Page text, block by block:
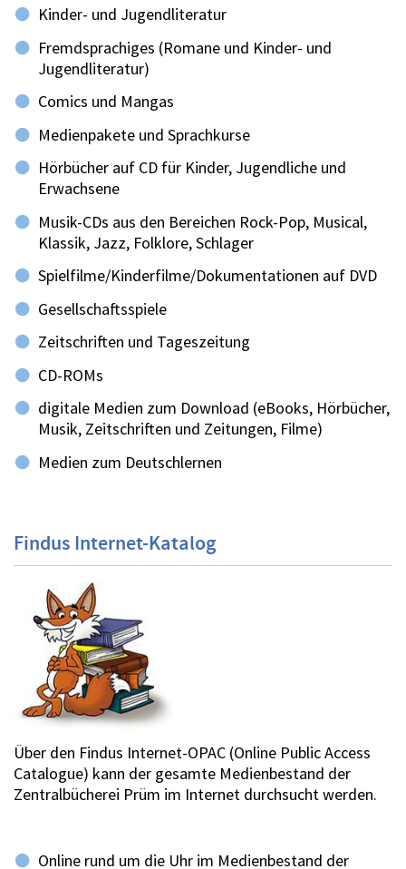
Kinder- und Jugendliteratur
Fremdsprachiges (Romane und Kinder- und
Jugendliteratur)
Comics und Mangas
Medienpakete und Sprachkurse
Hörbücher auf CD für Kinder, Jugendliche und
Erwachsene
Musik-CDs aus den Bereichen Rock-Pop, Musical,
Klassik, Jazz, Folklore, Schlager
Spielfilme/Kinderfilme/Dokumentationen auf DVD
Gesellschaftsspiele
Zeitschriften und Tageszeitung
CD-ROMs
digitale Medien zum Download (eBooks, Hörbücher,
Musik, Zeitschriften und Zeitungen, Filme)
Medien zum Deutschlernen
Findus Internet-Katalog
Über den Findus Internet-OPAC (Online Public Access
Catalogue) kann der gesamte Medienbestand der
Zentralbücherei Prüm im Internet durchsucht werden.
Online rund um die Uhr im Medienbestand der